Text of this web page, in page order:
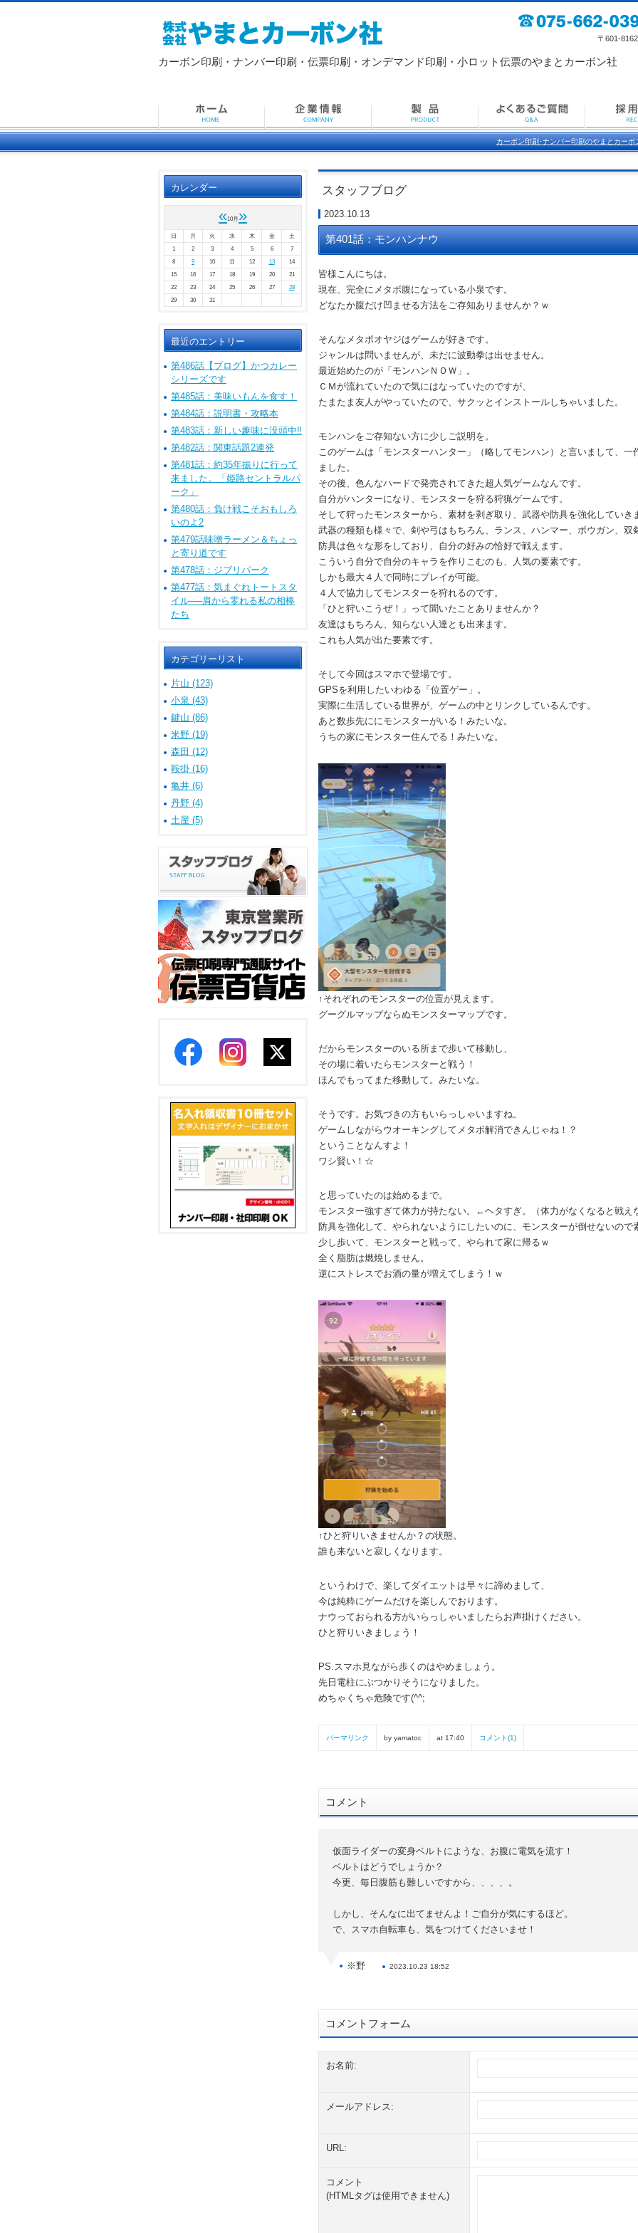
カーボン印刷・ナンバー印刷・ 伝票印刷・ オンデマンド印刷・小ロット伝票のやまとカーボン社
〒601-8162 京都
カーボン印刷･ナンバー印刷のやまとカーボ
スタッフブログ
2023.10.13
第401話：モンハンナウ
皆様こんにちは。
現在、完全にメタボ腹になっている小泉です。
どなたか腹だけ凹ませる方法をご存知ありませんか？ｗ
そんなメタボオヤジはゲームが好きです。
ジャンルは問いませんが、未だに波動拳は出せません。
最近始めたのが「モンハンＮＯＷ」。
ＣＭが流れていたので気にはなっていたのですが、
たまたま友人がやっていたので、サクッとインストールしちゃいました。
モンハンをご存知ない方に少しご説明を。
このゲームは「モンスターハンター」（略してモンハン）と言いまして、
ました。
その後、色んなハードで発売されてきた超人気ゲームなんです。
自分がハンターになり、モンスターを狩る狩猟ゲームです。
そして狩ったモンスターから、素材を剥ぎ取り、武器や防具を強化していき
武器の種類も様々で、剣や弓はもちろん、ランス、ハンマー、ボウガン、双
防具は色々な形をしており、自分の好みの恰好で戦えます。
こういう自分で自分のキャラを作りこむのも、人気の要素です。
しかも最大４人で同時にプレイが可能。
４人で協力してモンスターを狩れるのです。
「ひと狩いこうぜ！」って聞いたことありませんか？
友達はもちろん、知らない人達とも出来ます。
これも人気が出た要素です。
そして今回はスマホで登場です。
GPSを利用したいわゆる「位置ゲー」。
実際に生活している世界が、ゲームの中とリンクしているんです。
あと数歩先ににモンスターがいる！みたいな。
うちの家にモンスター住んでる！みたいな。
↑それぞれのモンスターの位置が見えます。
グーグルマップならぬモンスターマップです。
だからモンスターのいる所まで歩いて移動し、
その場に着いたらモンスターと戦う！
ほんでもってまた移動して。みたいな。
そうです。お気づきの方もいらっしゃいますね。
ゲームしながらウオーキングしてメタボ解消できんじゃね！？
ということなんすよ！
ワシ賢い！☆
と思っていたのは始めるまで。
モンスター強すぎて体力が持たない。←ヘタすぎ。（体力がなくなると戦え
防具を強化して、やられないようにしたいのに、モンスターが倒せないので
少し歩いて、モンスターと戦って、やられて家に帰るｗ
全く脂肪は燃焼しません。
逆にストレスでお酒の量が増えてしまう！ｗ
↑ひと狩りいきませんか？の状態。
誰も来ないと寂しくなります。
というわけで、楽してダイエットは早々に諦めまして、
今は純粋にゲームだけを楽しんでおります。
ナウっておられる方がいらっしゃいましたらお声掛けください。
ひと狩りいきましょう！
PS.スマホ見ながら歩くのはやめましょう。
先日電柱にぶつかりそうになりました。
めちゃくちゃ危険です(^^;
パーマリンク by yamatoc at 17:40 コメント(1)
コメント
仮面ライダーの変身ベルトにような、お腹に電気を流す！
ベルトはどうでしょうか？
今更、毎日腹筋も難しいですから、、、、。
しかし、そんなに出てませんよ！ご自分が気にするほど。
で、スマホ自転車も、気をつけてくださいませ！
※野 2023.10.23 18:52
コメントフォーム
お名前:
メールアドレス:
URL:
コメント
(HTMLタグは使用できません)
カレンダー
«10月 »
日 月 火 水 木 金
土
1
2 3 4 5 6
7
8
9 10 11 12 13
14
15
16 17 18 19 20
21
22
23 24 25 26 27
28
29
30 31
最近のエントリー
第486話【ブログ】かつカレー
シリーズです
第485話：美味いもんを食す！
第484話：説明書・攻略本
第483話：新しい趣味に没頭中‼
第482話：関東話題2連発
第481話：約35年振りに行って
来ました。「姫路セントラルパ
ーク」
第480話：負け戦こそおもしろ
いのよ2
第479話味噌ラーメン＆ちょっ
と寄り道です
第478話：ジブリパーク
第477話：気まぐれトートスタ
イル──肩から零れる私の相棒
たち
カテゴリーリスト
片山 (123)
小泉 (43)
鍵山 (86)
米野 (19)
森田 (12)
鞍掛 (16)
亀井 (6)
丹野 (4)
土屋 (5)